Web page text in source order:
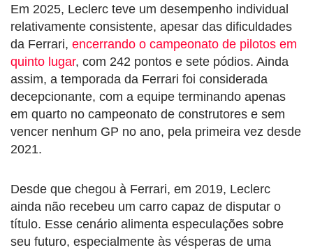
Em 2025, Leclerc teve um desempenho individual
relativamente consistente, apesar das dificuldades
da Ferrari, encerrando o campeonato de pilotos em
quinto lugar, com 242 pontos e sete pódios. Ainda
assim, a temporada da Ferrari foi considerada
decepcionante, com a equipe terminando apenas
em quarto no campeonato de construtores e sem
vencer nenhum GP no ano, pela primeira vez desde
2021.
Desde que chegou à Ferrari, em 2019, Leclerc
ainda não recebeu um carro capaz de disputar o
título. Esse cenário alimenta especulações sobre
seu futuro, especialmente às vésperas de uma